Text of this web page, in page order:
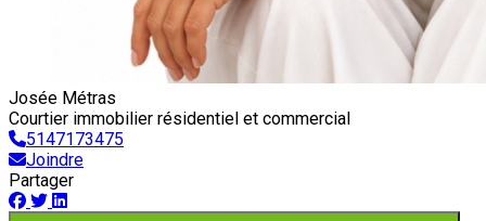
Josée Métras
Courtier immobilier résidentiel et commercial
5147173475
Joindre
Partager